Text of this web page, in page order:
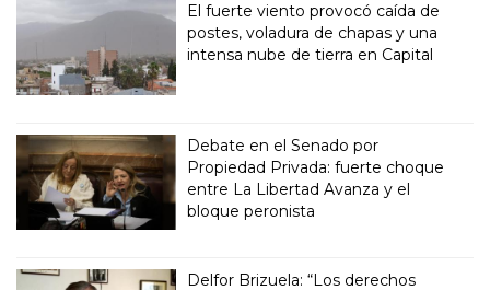
El fuerte viento provocó caída de
postes, voladura de chapas y una
intensa nube de tierra en Capital
Debate en el Senado por
Propiedad Privada: fuerte choque
entre La Libertad Avanza y el
bloque peronista
Delfor Brizuela: “Los derechos